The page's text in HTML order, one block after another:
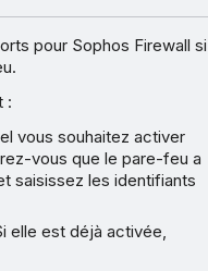
pour Sophos Firewall si
:
vous souhaitez activer
vous que le pare-feu a
saisissez les identifiants
elle est déjà activée,